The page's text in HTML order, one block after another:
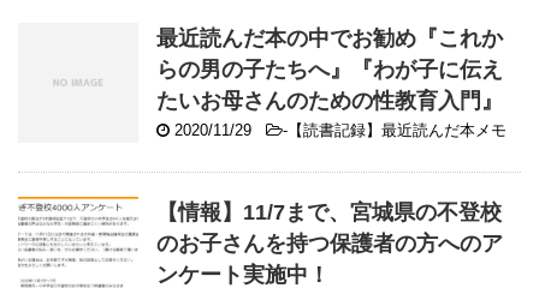
最近読んだ本の中でお勧め『これか
らの男の子たちへ』『わが子に伝え
たいお母さんのための性教育入門』
2020/11/29 - 【読書記録】最近読んだ本メモ
【情報】11/7まで、宮城県の不登校
のお子さんを持つ保護者の方へのア
ンケート実施中！